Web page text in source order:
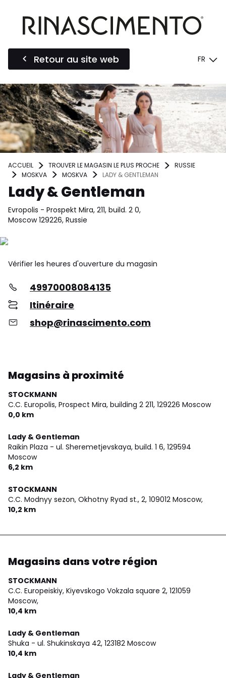
Retour au site web FR
ACCUEIL TROUVER LE MAGASIN LE PLUS PROCHE
RUSSIE
MOSKVA
MOSKVA LADY & GENTLEMAN
Lady & Gentleman
Evropolis - Prospekt Mira, 211, build. 2 0,
Moscow 129226, Russie
Vérifier les heures d'ouverture du magasin
49970008084135
Itinéraire
shop@rinascimento.com
Magasins à proximité
STOCKMANN
C.C. Europolis, Prospect Mira, building 2 211, 129226 Moscow
0,0 km
Lady & Gentleman
Raikin Plaza - ul. Sheremetjevskaya, build. 1 6, 129594
Moscow
6,2 km
STOCKMANN
C.C. Modnyy sezon, Okhotny Ryad st., 2, 109012 Moscow,
10,2 km
Magasins dans votre région
STOCKMANN
C.C. Europeiskiy, Kiyevskogo Vokzala square 2, 121059
Moscow,
10,4 km
Lady & Gentleman
Shuka - ul. Shukinskaya 42, 123182 Moscow
10,4 km
Lady & Gentleman